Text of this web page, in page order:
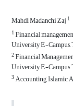
Mahdi Madanchi Zaj 1
1Financial
University E-Campus,
2Financial
University E-Campus,
3Accounting, Islamic